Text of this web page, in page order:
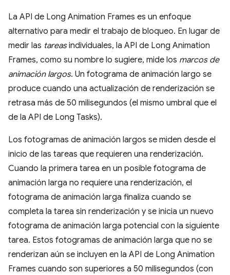
La API de Long Animation Frames es un enfoque
alternativo para medir el trabajo de bloqueo. En lugar de
medir las tareasindividuales, la API de Long Animation
Frames, como su nombre lo sugiere, mide los marcos de
animación largos. Un fotograma de animación largo se
produce cuando una actualización de renderización se
retrasa más de 50 milisegundos (el mismo umbral que el
de la API de Long Tasks).
Los fotogramas de animación largos se miden desde el
inicio de las tareas que requieren una renderización.
Cuando la primera tarea en un posible fotograma de
animación larga no requiere una renderización, el
fotograma de animación larga finaliza cuando se
completa la tarea sin renderización y se inicia un nuevo
fotograma de animación larga potencial con la siguiente
tarea. Estos fotogramas de animación larga que no se
renderizan aún se incluyen en la API de Long Animation
Frames cuando son superiores a 50 milisegundos (con